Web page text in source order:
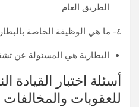
الطريق العام.
٤- ما هي الوظيفة الخاصة بالبطارية ؟
البطارية هي المسئولة عن
أسئلة اختبار القيادة
للعقوبات والمخالفات